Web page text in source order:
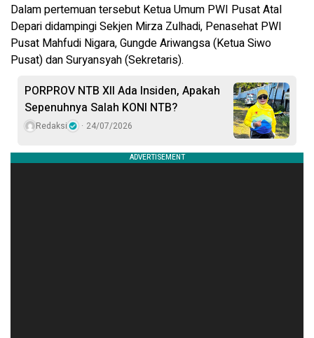
Dalam pertemuan tersebut Ketua Umum PWI Pusat Atal
Depari didampingi Sekjen Mirza Zulhadi, Penasehat PWI
Pusat Mahfudi Nigara, Gungde Ariwangsa (Ketua Siwo
Pusat) dan Suryansyah (Sekretaris).
PORPROV NTB XII Ada Insiden, Apakah
Sepenuhnya Salah KONI NTB?
Redaksi 24/07/2026